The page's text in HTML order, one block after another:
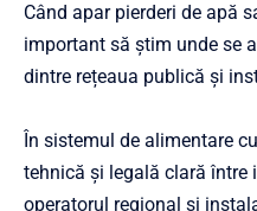
Când apar pierderi de apă
important să știm unde se
dintre rețeaua publică și
În sistemul de alimentare
tehnică și legală clară
operatorul regional și